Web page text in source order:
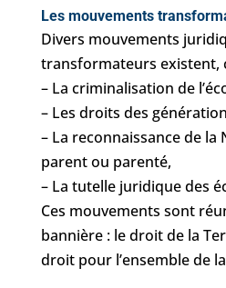
Les mouvements
Divers mouvements
transformateurs existent,
– La criminalisation de
– Les droits des
– La reconnaissance de la
parent ou parenté,
– La tutelle juridique des
Ces mouvements sont
bannière : le droit de la
droit pour l’ensemble de